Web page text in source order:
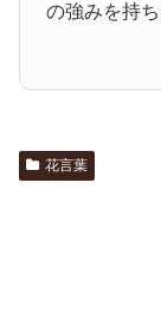
の強みを持ち
花言葉